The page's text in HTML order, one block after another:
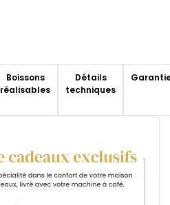
Boissons
réalisables
Détails
techniques